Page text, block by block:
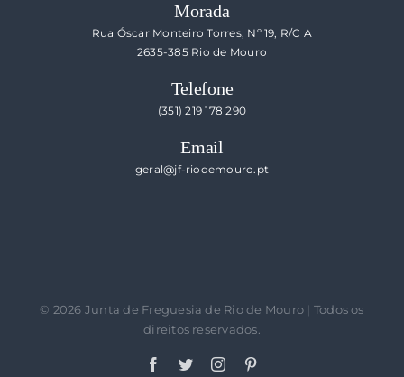
Morada
Rua Óscar Monteiro Torres, Nº 19, R/C A
2635-385 Rio de Mouro
Telefone
(351) 219 178 290
Email
geral@jf-riodemouro.pt
© 2026 Junta de Freguesia de Rio de Mouro | Todos os
direitos reservados.
Facebook
TwitterInstagram